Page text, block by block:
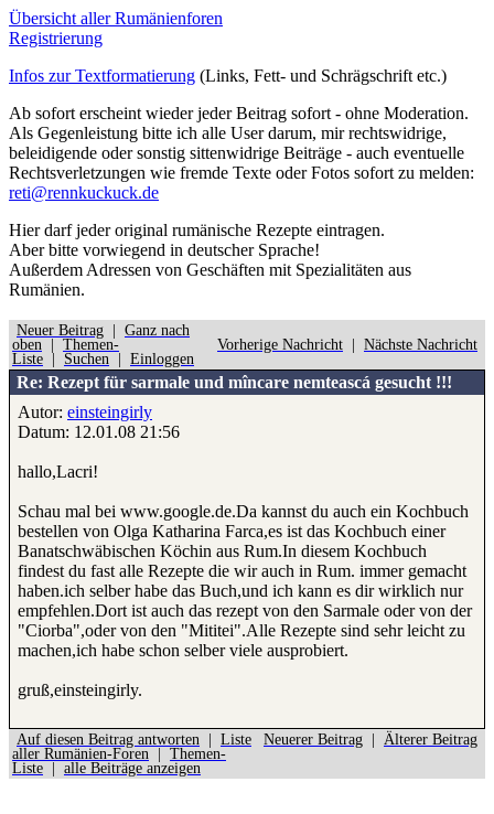
Übersicht aller Rumänienforen
Registrierung
Infos zur Textformatierung (Links, Fett- und Schrägschrift etc.)
Ab sofort erscheint wieder jeder Beitrag sofort - ohne Moderation.
Als Gegenleistung bitte ich alle User darum, mir rechtswidrige,
beleidigende oder sonstig sittenwidrige Beiträge - auch eventuelle
Rechtsverletzungen wie fremde Texte oder Fotos sofort zu melden:
reti@rennkuckuck.de
Hier darf jeder original rumänische Rezepte eintragen.
Aber bitte vorwiegend in deutscher Sprache!
Außerdem Adressen von Geschäften mit Spezialitäten aus
Rumänien.
Neuer Beitrag
Ganz nach
oben
Themen-
Liste
Suchen Einloggen
Vorherige Nachricht Nächste Nachricht
Re: Rezept für sarmale und mîncare nemteascá gesucht !!!
Autor: einsteingirly
Datum: 12.01.08 21:56
hallo,Lacri!
Schau mal bei www.google.de.Da kannst du auch ein Kochbuch
bestellen von Olga Katharina Farca,es ist das Kochbuch einer
Banatschwäbischen Köchin aus Rum.In diesem Kochbuch
findest du fast alle Rezepte die wir auch in Rum. immer gemacht
haben.ich selber habe das Buch,und ich kann es dir wirklich nur
empfehlen.Dort ist auch das rezept von den Sarmale oder von der
"Ciorba",oder von den "Mititei".Alle Rezepte sind sehr leicht zu
machen,ich habe schon selber viele ausprobiert.
gruß,einsteingirly.
Auf diesen Beitrag antworten
Liste
aller Rumänien-Foren
Themen-
Liste
alle Beiträge anzeigen
Neuerer Beitrag Älterer Beitrag